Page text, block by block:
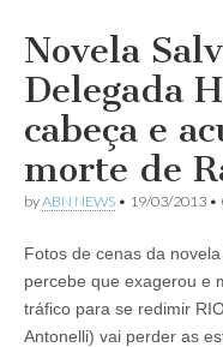
Novela
Delegada
cabeça e
morte de
byABN NEWS • 19/03/2013 •
Fotos de cenas da
percebe que exagerou e
tráfico para se redimir
Antonelli) vai perder as